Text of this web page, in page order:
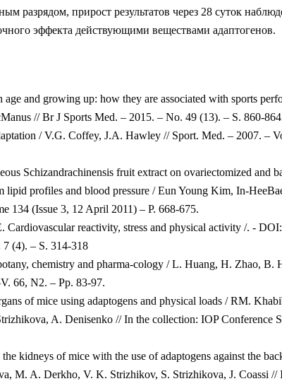
разрядом, прирост результатов через 28 суток
эффекта действующими веществами адаптогенов.
and growing up: how they are associated with sports
// Br J Sports Med. – 2015. – No. 49 (13). – S. 860-
/ V.G. Coffey, J.A. Hawley // Sport. Med. – 2007. –
Schizandrachinensis fruit extract on ovariectomized and
lipid profiles and blood pressure / Eun Young Kim, In-
134 (Issue 3, 12 April 2011) – P. 668-675.
reactivity, stress and physical activity /. -
(4). – S. 314-318
chemistry and pharma-cology / L. Huang, H. Zhao, B.
66, N2. – Pp. 83-97.
of mice using adaptogens and physical loads / RM.
A. Denisenko // In the collection: IOP Conference
kidneys of mice with the use of adaptogens against the
M. A. Derkho, V. K. Strizhikov, S. Strizhikova, J. Coassi //